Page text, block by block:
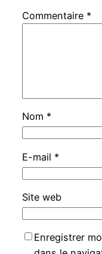
Commentaire *
Nom *
E-mail *
Site web
Enregistrer